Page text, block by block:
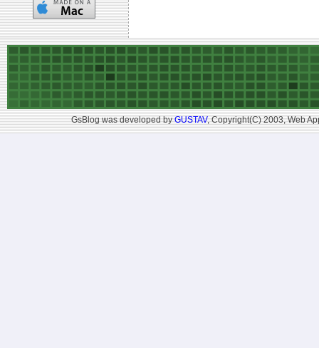
GsBlog was developed byGUSTAV, Copyright(C) 2003, Web